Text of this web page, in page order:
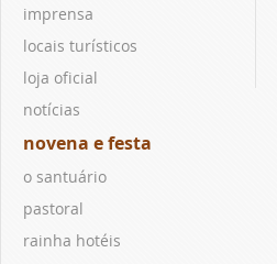
imprensa
locais turísticos
loja oficial
notícias
novena e festa
o santuário
pastoral
rainha hotéis